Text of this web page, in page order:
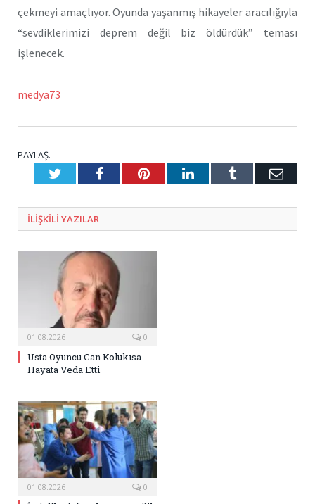
çekmeyi amaçlıyor. Oyunda yaşanmış hikayeler aracılığıyla
“sevdiklerimizi deprem değil biz öldürdük” teması
işlenecek.
medya73
PAYLAŞ.
TwitterFacebookPinterestLinkedInTumblr E-
ILIŞKILI YAZILAR
01.08.2026 0
Usta Oyuncu Can Kolukısa
Hayata Veda Etti
01.08.2026 0